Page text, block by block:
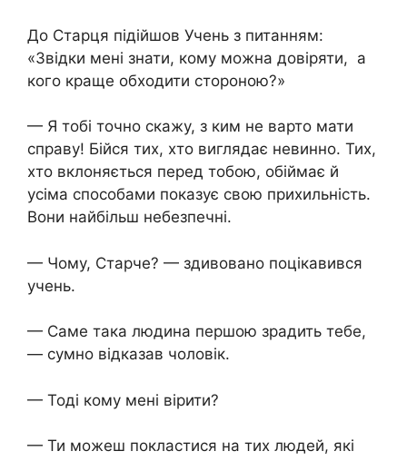
До Старця підійшов Учень з питанням:
«Звідки мені знати, кому можна довіряти, а
кого краще обходити стороною?»
— Я тобі точно скажу, з ким не варто мати
справу! Бійся тих, хто виглядає невинно. Тих,
хто вклоняється перед тобою, обіймає й
усіма способами показує свою прихильність.
Вони найбільш небезпечні.
— Чому, Старче? — здивовано поцікавився
учень.
— Саме така людина першою зрадить тебе,
— сумно відказав чоловік.
— Тоді кому мені вірити?
— Ти можеш покластися на тих людей, які